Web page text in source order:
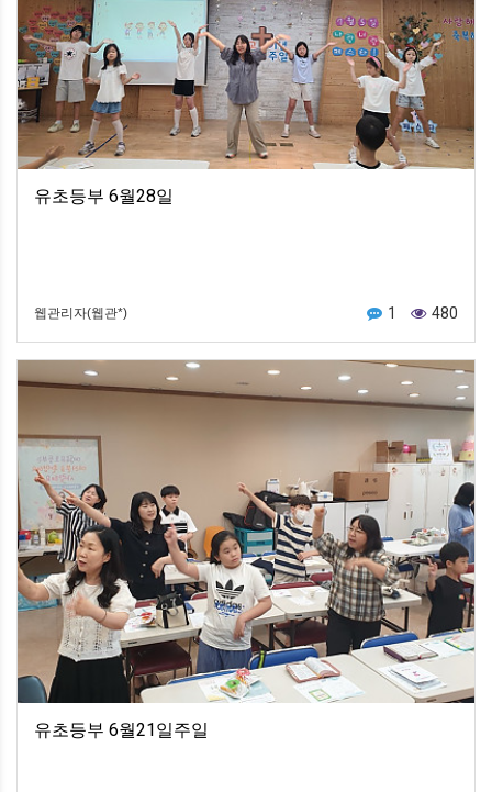
유초등부 6월28일
웹관리자(웹관*) 1 480
유초등부 6월21일주일